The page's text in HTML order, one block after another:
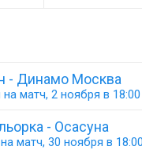
- Динамо Москва
матч, 2 ноября в 18:00
- Осасуна
матч, 30 ноября в